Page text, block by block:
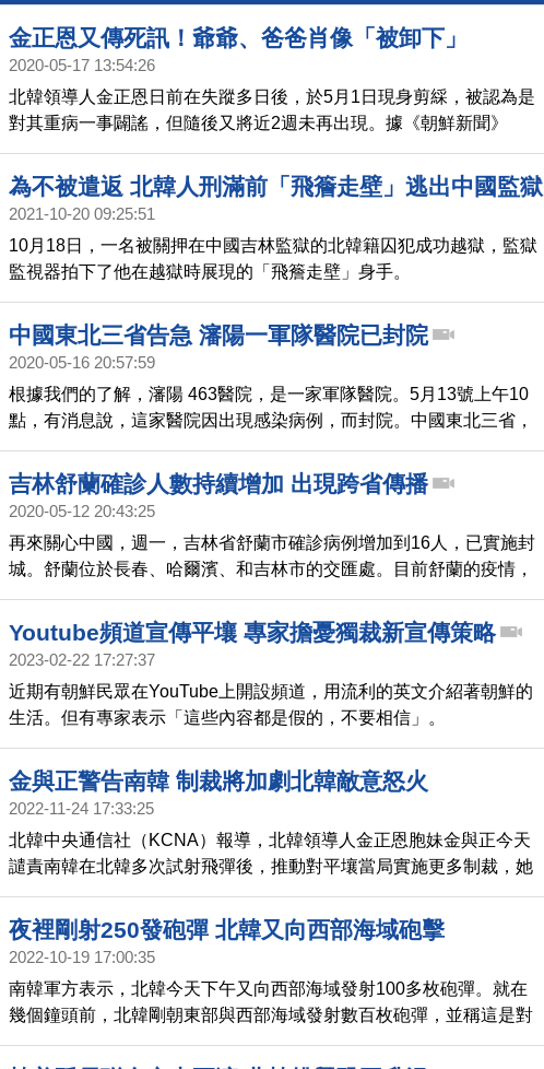
金正恩又傳死訊！爺爺、爸爸肖像「被卸下」
2020-05-17 13:54:26
北韓領導人金正恩日前在失蹤多日後，於5月1日現身剪綵，被認為是
對其重病一事闢謠，但隨後又將近2週未再出現。據《朝鮮新聞》
（NK News）報導，近日北韓當局已經移走平壤金日成廣場上的金日
成、金正日肖像，該廣場疑似將有「重大改變」。
為不被遣返 北韓人刑滿前「飛簷走壁」逃出中國監獄
2021-10-20 09:25:51
10月18日，一名被關押在中國吉林監獄的北韓籍囚犯成功越獄，監獄
監視器拍下了他在越獄時展現的「飛簷走壁」身手。
中國東北三省告急 瀋陽一軍隊醫院已封院
2020-05-16 20:57:59
根據我們的了解，瀋陽 463醫院，是一家軍隊醫院。5月13號上午10
點，有消息說，這家醫院因出現感染病例，而封院。中國東北三省，
目前情況緊急，新唐人記者，為您深入採訪，掌握中國疫情真相。繼
續是我們的報導。
吉林舒蘭確診人數持續增加 出現跨省傳播
2020-05-12 20:43:25
再來關心中國，週一，吉林省舒蘭市確診病例增加到16人，已實施封
城。舒蘭位於長春、哈爾濱、和吉林市的交匯處。目前舒蘭的疫情，
已經出現跨省傳播。
Youtube頻道宣傳平壤 專家擔憂獨裁新宣傳策略
2023-02-22 17:27:37
近期有朝鮮民眾在YouTube上開設頻道，用流利的英文介紹著朝鮮的
生活。但有專家表示「這些內容都是假的，不要相信」。
金與正警告南韓 制裁將加劇北韓敵意怒火
2022-11-24 17:33:25
北韓中央通信社（KCNA）報導，北韓領導人金正恩胞妹金與正今天
譴責南韓在北韓多次試射飛彈後，推動對平壤當局實施更多制裁，她
說這類措施將加劇北韓的「敵意與怒火」。
夜裡剛射250發砲彈 北韓又向西部海域砲擊
2022-10-19 17:00:35
南韓軍方表示，北韓今天下午又向西部海域發射100多枚砲彈。就在
幾個鐘頭前，北韓剛朝東部與西部海域發射數百枚砲彈，並稱這是對
南韓的嚴重警告。